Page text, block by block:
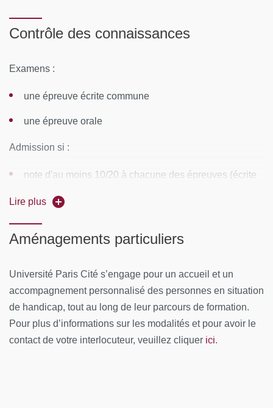
Prélèvements cervico-utérins
Cytopathologie des séreuses
Cytopathologie des urines/ séreuses
Cytopathologiedes urines
Module 3:
Cytopathologie thyroïdienne
Cytopathologie thyroïdienne /
Cytopathologie pancréatique
Cytopathologie mammaire
Cytopathologie Glandes salivaires
MOYENS PÉDAGOGIQUES ET TECHNIQUES
Contrôle des connaissances
Examens :
une épreuve écrite commune
une épreuve orale
Admission si :
note d'au moins 10/20 à chacune des épreuves (écrite
Lire plus
Aménagements particuliers
Université Paris Cité s’engage pour un accueil et un
accompagnement personnalisé des personnes en situation
de handicap, tout au long de leur parcours de formation.
Pour plus d’informations sur les modalités et pour avoir le
contact de votre interlocuteur, veuillez cliquer ici.